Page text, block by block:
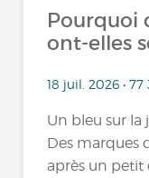
Pourquoi
ont-elles
18 juil. 2026 •
Un bleu sur la
Des marques
après un petit